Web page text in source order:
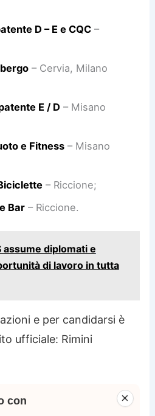
D – E e CQC–
– Cervia, Milano
E / D – Misano
e Fitness– Misano
– Riccione;
Bar– Riccione.
assume diplomati e
di lavoro in tutta
e per candidarsi è
ufficiale: Rimini
×
con